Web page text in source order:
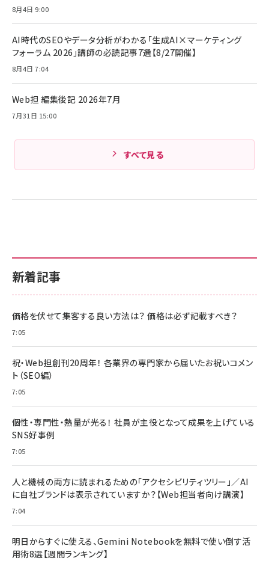
Amazonランキングをもっと見る
Anker PowerLine III Flow USB-C & USB-C
ケーブル Anker絡まないケーブル 240W 結束バン
ド付き USB PD対応 シリコン素材採用 iPhone
17 / 16 / 15 / Galaxy iPad Pro MacBook
Amazonランキングをもっと見る
キャンペーン】
￥4,857
Amazonランキングをもっと見る
新着記事
価格を伏せて集客する良い方法は？ 価格は必ず記載すべき？
7:05
祝・Web担創刊20周年！ 各業界の専門家から届いたお祝いコメン
ト（SEO編）
7:05
個性・専門性・熱量が光る！ 社員が主役となって成果を上げている
SNS好事例
7:05
人と機械の両方に読まれるための「アクセシビリティツリー」／AI
に自社ブランドは表示されていますか？【Web担当者向け講演】
7:04
明日からすぐに使える、Gemini Notebookを無料で使い倒す活
用術8選【週間ランキング】
8月4日 9:00
AI時代のSEOやデータ分析がわかる「生成AI×マーケティング
フォーラム 2026」講師の必読記事7選【8/27開催】
8月4日 7:04
Web担 編集後記 2026年7月
7月31日 15:00
すべて見る